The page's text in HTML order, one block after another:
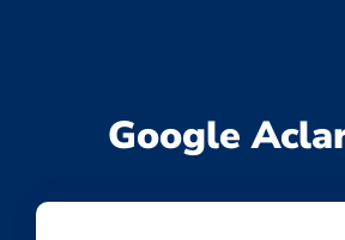
Google